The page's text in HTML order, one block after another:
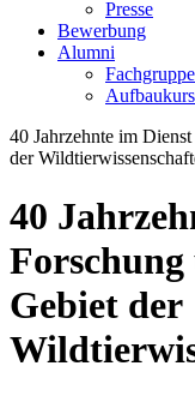
Presse
Bewerbung
Alumni
40 Jahrzehnte im
der
40
Gebiet der